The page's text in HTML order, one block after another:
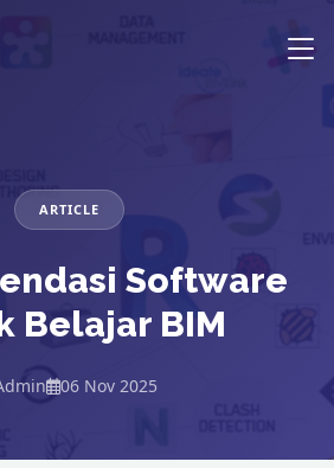
ARTICLE
Software
Belajar BIM
06 Nov 2025